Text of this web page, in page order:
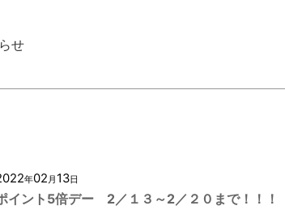
せ
年02 月 13日
イント5倍デー 2／１３～2／２０まで！！！